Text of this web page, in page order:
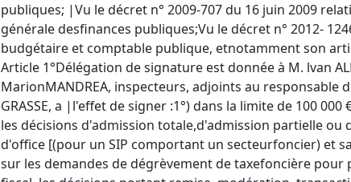
publiques; |Vu le décret n° 2009-707 du 16 juin 2009
générale desfinances publiques;Vu le décret n° 2012-
budgétaire et comptable publique, etnotamment son
Article 1°Délégation de signature est donnée à M. lvan
MarionMANDREA, inspecteurs, adjoints au responsable
GRASSE, a |l'effet de signer :1°) dans la limite de 100
les décisions d'admission totale,d'admission partielle
d'office [(pour un SIP comportant un secteurfoncier) et
sur les demandes de dégrèvement de taxefoncière pour